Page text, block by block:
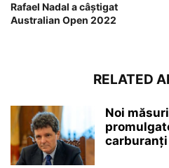
Rafael Nadal a câștigat
Australian Open 2022
RELATED
Noi